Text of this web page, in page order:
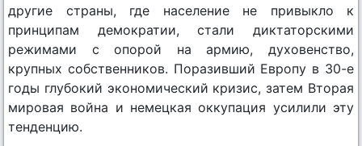
другие страны, где население не привыкло к
принципам демократии, стали диктаторскими
режимами с опорой на армию, духовенство,
крупных собственников. Поразивший Европу в 30-е
годы глубокий экономический кризис, затем Вторая
мировая война и немецкая оккупация усилили эту
тенденцию.